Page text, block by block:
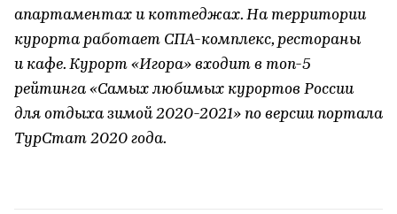
апартаментах и коттеджах. На территории
курорта работает СПА-комплекс, рестораны
и кафе. Курорт «Игора» входит в топ-5
рейтинга «Самых любимых курортов России
для отдыха зимой 2020-2021» по версии портала
ТурСтат 2020 года.